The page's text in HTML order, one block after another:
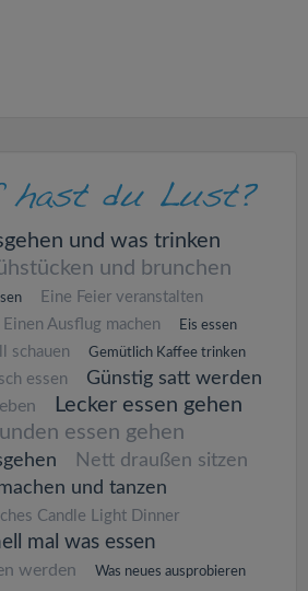
und was trinken
und brunchen
Eine Feier veranstalten
Einen Ausflug machen Eis essen
schauen Gemütlich Kaffee trinken
essen Günstig satt werden
Lecker essen gehen
essen gehen
Nett draußen sitzen
und tanzen
Candle Light Dinner
mal was essen
werden Was neues ausprobieren